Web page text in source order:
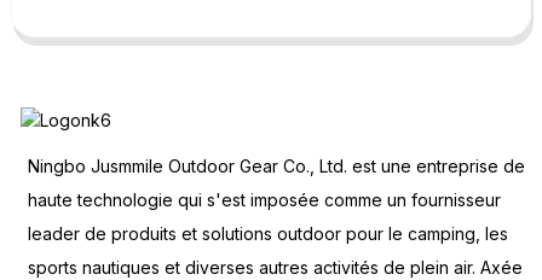
Ningbo Jusmmile Outdoor Gear Co., Ltd. est une entreprise de
haute technologie qui s'est imposée comme un fournisseur
leader de produits et solutions outdoor pour le camping, les
sports nautiques et diverses autres activités de plein air. Axée